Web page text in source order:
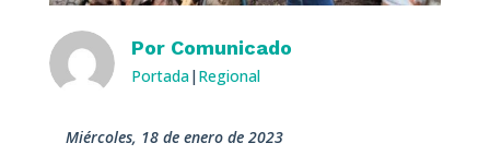
Por Comunicado
Portada| Regional
miércoles, 18 de enero de 2023